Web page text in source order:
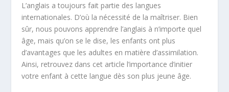
L’anglais a toujours fait partie des langues
internationales. D’où la nécessité de la maîtriser. Bien
sûr, nous pouvons apprendre l’anglais à n’importe quel
âge, mais qu’on se le dise, les enfants ont plus
d’avantages que les adultes en matière d’assimilation.
Ainsi, retrouvez dans cet article l’importance d’initier
votre enfant à cette langue dès son plus jeune âge.